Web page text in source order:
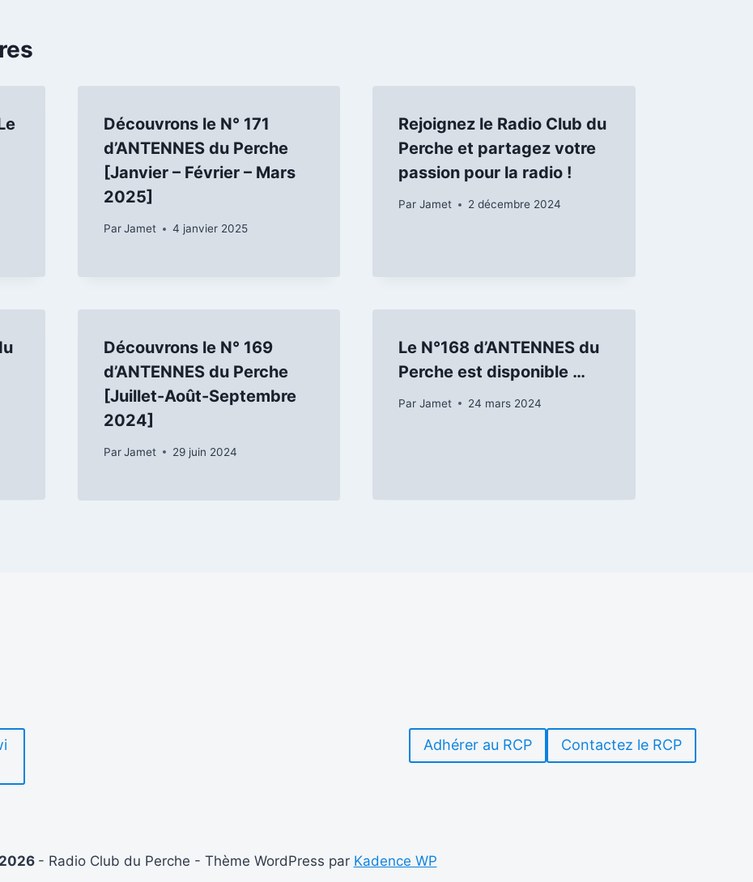
Découvrons le N° 171
d’ANTENNES du Perche
[Janvier – Février – Mars
2025]
Par Jamet 4 janvier 2025
Rejoignez le Radio Club du
Perche et partagez votre
passion pour la radio !
Par Jamet 2 décembre 2024
Découvrons le N° 169
d’ANTENNES du Perche
[Juillet-Août-Septembre
2024]
Par Jamet 29 juin 2024
Le N°168 d’ANTENNES du
Perche est disponible …
Par Jamet 24 mars 2024
Adhérer au RCP Contactez le RCP
2026 - Radio Club du Perche - Thème WordPress par Kadence WP